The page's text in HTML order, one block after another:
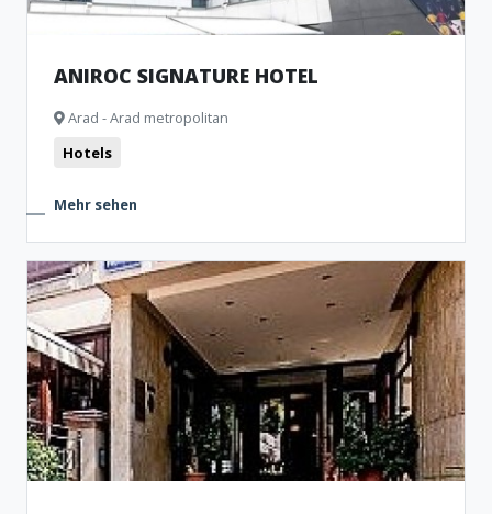
ANIROC SIGNATURE HOTEL
Arad - Arad metropolitan
Hotels
Mehr sehen